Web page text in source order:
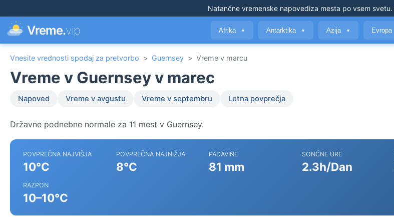
Natančne vremenske napovediza mesta po vsem svetu.
Vreme.vip Afrika ▼ Antarktika ▼ Azija ▼ Evropa
Vnesite vrednosti spodaj za pretvorbo > Guernsey > Vreme v marcu
Vreme v Guernsey v marec
Napoved Vreme v avgustu Vreme v septembru Letna povprečja
Državne podnebne normale za 11 mest v Guernsey.
POVPREČNA NAJVIŠJA
10°C
POVPREČNA NAJNIŽJA
8°C
PADAVINE
81 mm
SONČNE URE
2.3h/Dan
RAZPON
10–10°C